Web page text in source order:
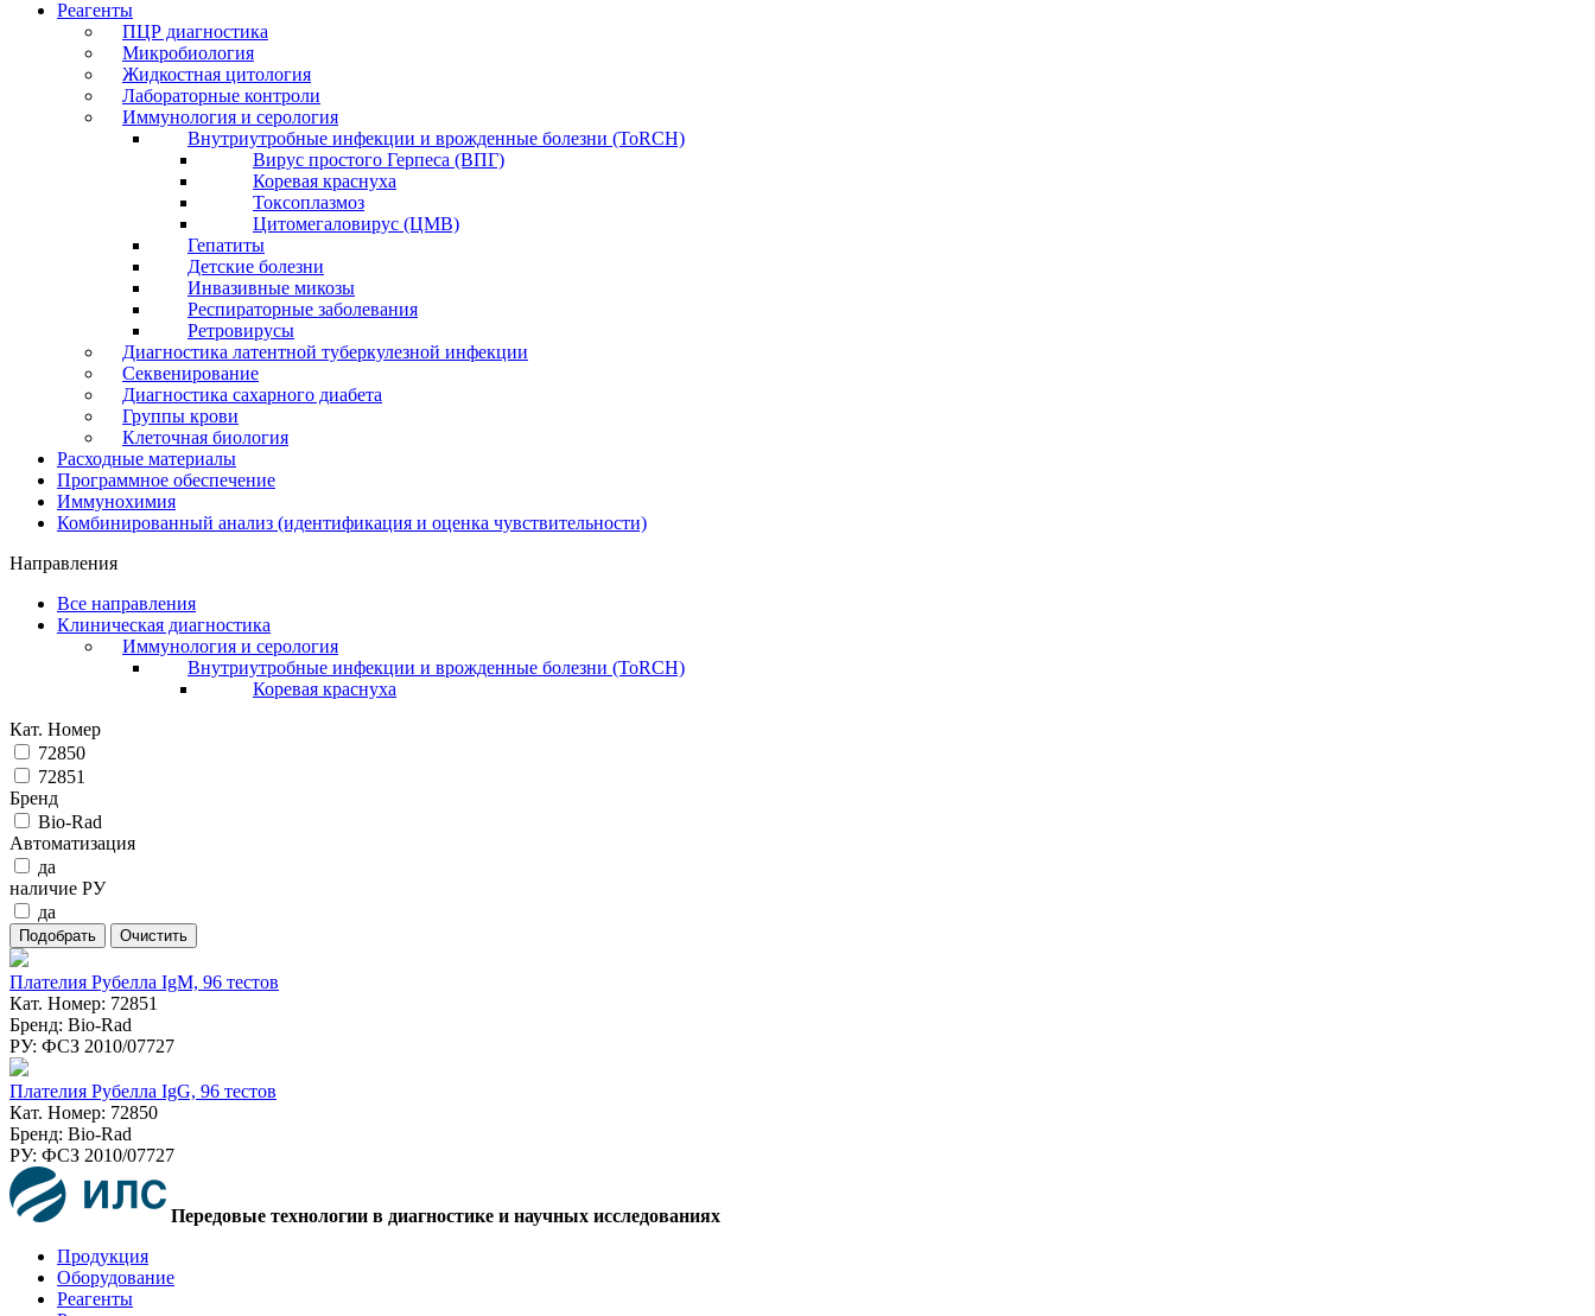
Реагенты
ПЦР диагностика
Микробиология
Жидкостная цитология
Лабораторные контроли
Иммунология и серология
Внутриутробные инфекции и врожденные болезни (ToRCH)
Вирус простого Герпеса (ВПГ)
Коревая краснуха
Токсоплазмоз
Цитомегаловирус (ЦМВ)
Гепатиты
Детские болезни
Инвазивные микозы
Респираторные заболевания
Ретровирусы
Диагностика латентной туберкулезной инфекции
Секвенирование
Диагностика сахарного диабета
Группы крови
Клеточная биология
Расходные материалы
Программное обеспечение
Иммунохимия
Комбинированный анализ (идентификация и оценка чувствительности)
Направления
Все направления
Клиническая диагностика
Иммунология и серология
Внутриутробные инфекции и врожденные болезни (ToRCH)
Коревая краснуха
Кат. Номер
72850
72851
Бренд
Bio-Rad
Автоматизация
да
наличие РУ
да
Плателия Рубелла IgM, 96 тестов
Кат. Номер: 72851
Бренд: Bio-Rad
РУ: ФСЗ 2010/07727
Плателия Рубелла IgG, 96 тестов
Кат. Номер: 72850
Бренд: Bio-Rad
РУ: ФСЗ 2010/07727
Передовые технологии в диагностике и научных исследованиях
Продукция
Оборудование
Реагенты